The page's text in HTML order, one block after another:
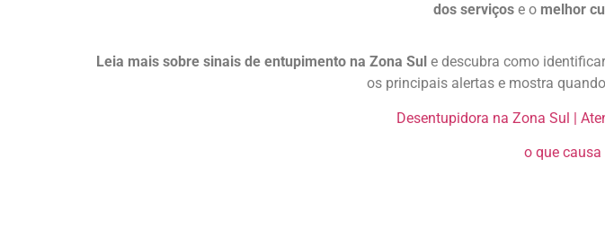
dos serviços e o melhor
Leia mais sobre sinais de entupimento na Zona Sul e descubra como
os principais alertas e mostra
Desentupidora na Zona Sul |
o que